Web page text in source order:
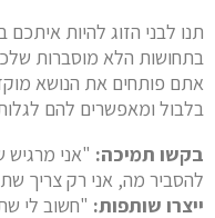
תנו לבני הזוג להיות
בתחושות הלא מוסברות
אתם פותחים את הנושא
בלבול ומאפשרים להם
בקשו תמיכה: "אני מרגיש
להסביר מה, אני רק צריך
ייצרו שותפות: "חשוב לי